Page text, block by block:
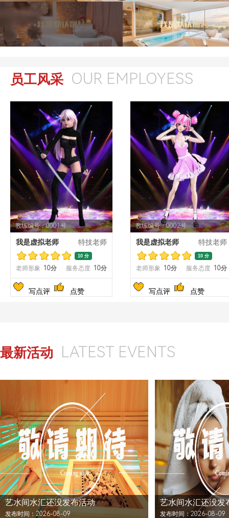
员工风采 OUR EMPLOYESS
教练编号：0001号
我是虚拟老师 特技老师
10 分
老师形象 10分 服务态度 10分
写点评 点赞
教练编号：0002号
我是虚拟老师 特技老师
10 分
老师形象 10分 服务态度 10分
写点评 点赞
最新活动 LATEST EVENTS
艺水间水汇还没发布活动
发布时间：2026-08-09
艺水间水汇还没发
发布时间：2026-08-09